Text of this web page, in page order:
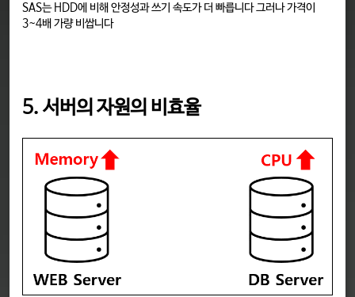
SAS는 HDD에 비해 안정성과 쓰기 속도가 더 빠릅니다 그러나 가격이
3~4배 가량 비쌉니다
5. 서버의 자원의 비효율